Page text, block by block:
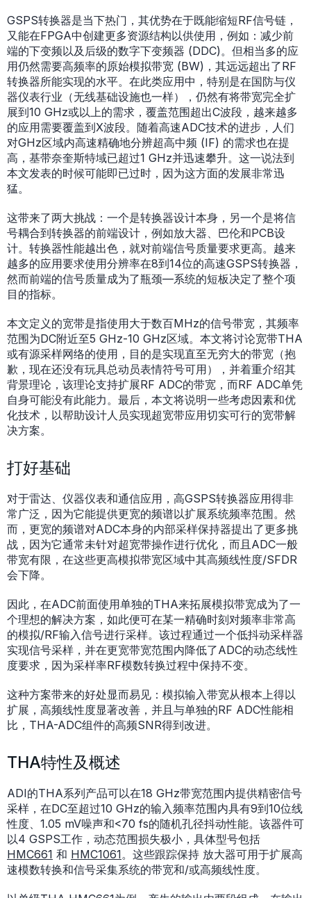
GSPS转换器是当下热门，其优势在于既能缩短RF信号链，
又能在FPGA中创建更多资源结构以供使用，例如：减少前
端的下变频以及后级的数字下变频器 (DDC)。但相当多的应
用仍然需要高频率的原始模拟带宽 (BW)，其远远超出了RF
转换器所能实现的水平。在此类应用中，特别是在国防与仪
器仪表行业（无线基础设施也一样），仍然有将带宽完全扩
展到10 GHz或以上的需求，覆盖范围超出C波段，越来越多
的应用需要覆盖到X波段。随着高速ADC技术的进步，人们
对GHz区域内高速精确地分辨超高中频 (IF) 的需求也在提
高，基带奈奎斯特域已超过1 GHz并迅速攀升。这一说法到
本文发表的时候可能即已过时，因为这方面的发展非常迅
猛。
这带来了两大挑战：一个是转换器设计本身，另一个是将信
号耦合到转换器的前端设计，例如放大器、巴伦和PCB设
计。转换器性能越出色，就对前端信号质量要求更高。越来
越多的应用要求使用分辨率在8到14位的高速GSPS转换器，
然而前端的信号质量成为了瓶颈—系统的短板决定了整个项
目的指标。
本文定义的宽带是指使用大于数百MHz的信号带宽，其频率
范围为DC附近至5 GHz-10 GHz区域。本文将讨论宽带THA
或有源采样网络的使用，目的是实现直至无穷大的带宽（抱
歉，现在还没有玩具总动员表情符号可用），并着重介绍其
背景理论，该理论支持扩展RF ADC的带宽，而RF ADC单凭
自身可能没有此能力。最后，本文将说明一些考虑因素和优
化技术，以帮助设计人员实现超宽带应用切实可行的宽带解
决方案。
打好基础
对于雷达、仪器仪表和通信应用，高GSPS转换器应用得非
常广泛，因为它能提供更宽的频谱以扩展系统频率范围。然
而，更宽的频谱对ADC本身的内部采样保持器提出了更多挑
战，因为它通常未针对超宽带操作进行优化，而且ADC一般
带宽有限，在这些更高模拟带宽区域中其高频线性度/SFDR
会下降。
因此，在ADC前面使用单独的THA来拓展模拟带宽成为了一
个理想的解决方案，如此便可在某一精确时刻对频率非常高
的模拟/RF输入信号进行采样。该过程通过一个低抖动采样器
实现信号采样，并在更宽带宽范围内降低了ADC的动态线性
度要求，因为采样率RF模数转换过程中保持不变。
这种方案带来的好处显而易见：模拟输入带宽从根本上得以
扩展，高频线性度显著改善，并且与单独的RF ADC性能相
比，THA-ADC组件的高频SNR得到改进。
THA特性及概述
ADI的THA系列产品可以在18 GHz带宽范围内提供精密信号
采样，在DC至超过10 GHz的输入频率范围内具有9到10位线
性度、1.05 mV噪声和<70 fs的随机孔径抖动性能。该器件可
以4 GSPS工作，动态范围损失极小，具体型号包括
HMC661 和 HMC1061。这些跟踪保持 放大器可用于扩展高
速模数转换和信号采集系统的带宽和/或高频线性度。